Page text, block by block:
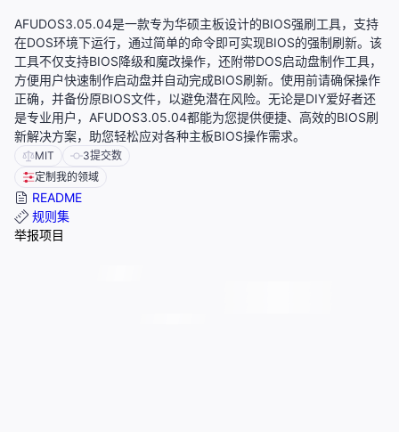
AFUDOS3.05.04是一款专为华硕主板设计的BIOS强刷工具，支持
在DOS环境下运行，通过简单的命令即可实现BIOS的强制刷新。该
工具不仅支持BIOS降级和魔改操作，还附带DOS启动盘制作工具，
方便用户快速制作启动盘并自动完成BIOS刷新。使用前请确保操作
正确，并备份原BIOS文件，以避免潜在风险。无论是DIY爱好者还
是专业用户，AFUDOS3.05.04都能为您提供便捷、高效的BIOS刷
新解决方案，助您轻松应对各种主板BIOS操作需求。
MIT 3提交数
定制我的领域
README
规则集
举报项目